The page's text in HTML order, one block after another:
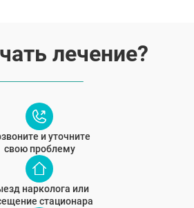
лечение?
и уточните
свою проблему
нарколога или
стационара